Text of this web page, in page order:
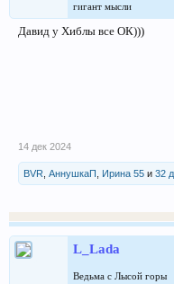
гигант мысли
Давид у Хиблы все ОК)))
14 дек 2024
BVR АннушкаП Ирина 55 и 32
L_Lada
Ведьма с Лысой горы